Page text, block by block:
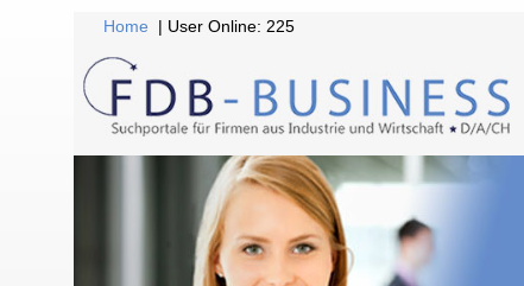
Home | User Online: 225